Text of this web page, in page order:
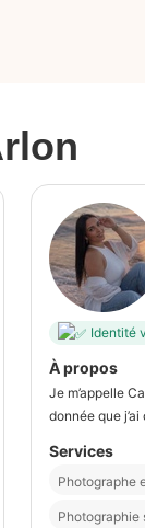
Identité
À propos
Je m’appelle
donnée que
Services
Photographe
Photographie